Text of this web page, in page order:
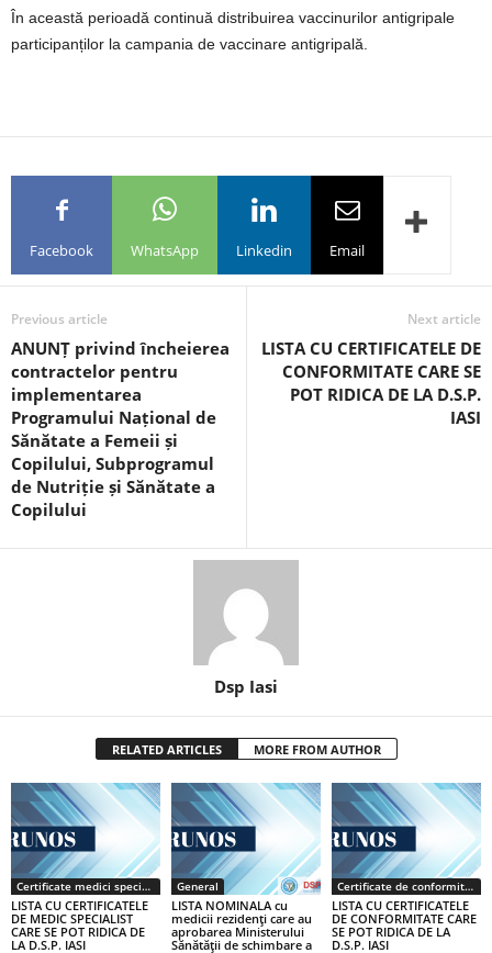
În această perioadă continuă distribuirea vaccinurilor antigripale
participanților la campania de vaccinare antigripală.
Facebook WhatsApp Linkedin Email
Previous article
ANUNȚ privind încheierea
contractelor pentru
implementarea
Programului Național de
Sănătate a Femeii și
Copilului, Subprogramul
de Nutriție și Sănătate a
Copilului
Next article
LISTA CU CERTIFICATELE DE
CONFORMITATE CARE SE
POT RIDICA DE LA D.S.P.
IASI
Dsp Iasi
RELATED ARTICLES MORE FROM AUTHOR
Certificate medici specialiști / primari
LISTA CU CERTIFICATELE
DE MEDIC SPECIALIST
CARE SE POT RIDICA DE
LA D.S.P. IASI
General
LISTA NOMINALA cu
medicii rezidenţi care au
aprobarea Ministerului
Sănătăţii de schimbare a
Certificate de conformitate
LISTA CU CERTIFICATELE
DE CONFORMITATE CARE
SE POT RIDICA DE LA
D.S.P. IASI